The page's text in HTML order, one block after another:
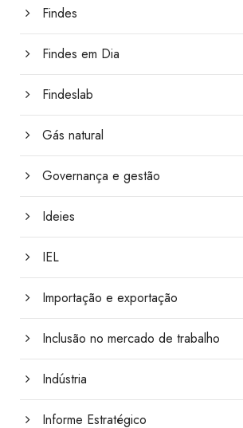
Findes
Findes em Dia
Findeslab
Gás natural
Governança e gestão
Ideies
IEL
Importação e exportação
Inclusão no mercado de trabalho
Indústria
Informe Estratégico